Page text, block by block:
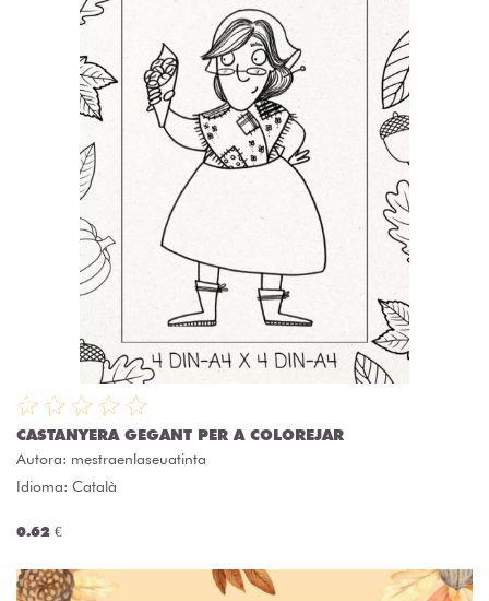
CASTANYERA GEGANT PER A COLOREJAR
Autora: mestraenlaseuatinta
Idioma: Català
0.62 €